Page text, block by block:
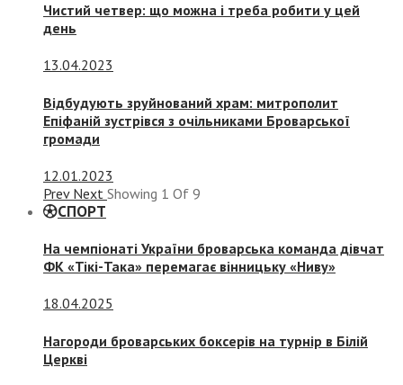
Чистий четвер: що можна і треба робити у цей
день
13.04.2023
Відбудують зруйнований храм: митрополит
Епіфаній зустрівся з очільниками Броварської
громади
12.01.2023
Prev Next Showing 1 Of 9
СПОРТ
На чемпіонаті України броварська команда дівчат
ФК «Тікі-Така» перемагає вінницьку «Ниву»
18.04.2025
Нагороди броварських боксерів на турнір в Білій
Церкві